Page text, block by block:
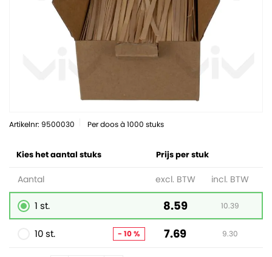
Artikelnr: 9500030 Per doos à 1000 stuks
Kies het aantal stuks Prijs per stuk
Aantal excl. BTW incl. BTW
1 st. 8.59 10.39
10 st. - 10 % 7.69 9.30